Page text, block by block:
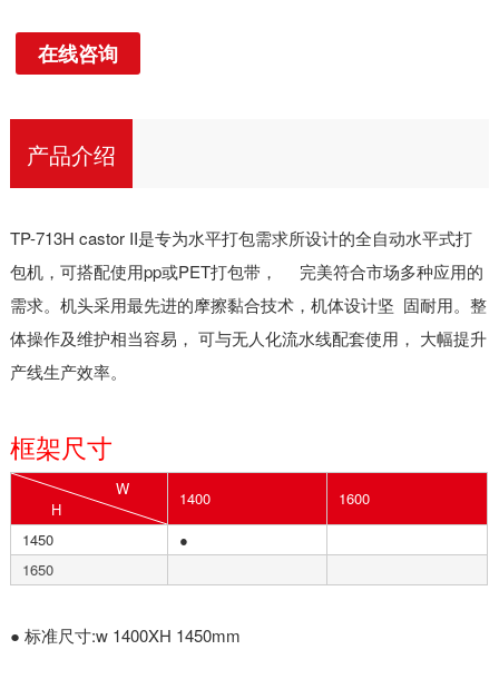
在线咨询
产品介绍
TP-713H castor II是专为水平打包需求所设计的全自动水平式打
包机，可搭配使用pp或PET打包带， 完美符合市场多种应用的
需求。机头采用最先进的摩擦黏合技术，机体设计坚 固耐用。整
体操作及维护相当容易， 可与无人化流水线配套使用， 大幅提升
产线生产效率。
框架尺寸
H
W 1400
1600
1450
●
1650
● 标准尺寸:w 1400XH 1450mm